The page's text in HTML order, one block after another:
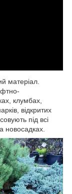
матеріал.
клумбах,
відкритих
під всі
новосадках.